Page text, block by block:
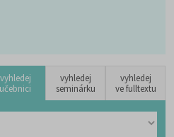
vyhledej
učebnici
vyhledej
seminárku
vyhledej
ve fulltextu